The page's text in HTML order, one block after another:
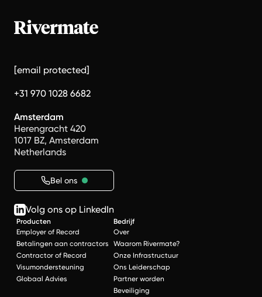
[email protected]
+31 970 1028 6682
Amsterdam
Herengracht 420
1017 BZ, Amsterdam
Netherlands
Bel ons
Volg ons op LinkedIn
Producten
Employer of Record
Betalingen aan contractors
Contractor of Record
Visumondersteuning
Globaal Advies
Bedrijf
Over
Waarom Rivermate?
Onze Infrastructuur
Ons Leiderschap
Partner worden
Beveiliging